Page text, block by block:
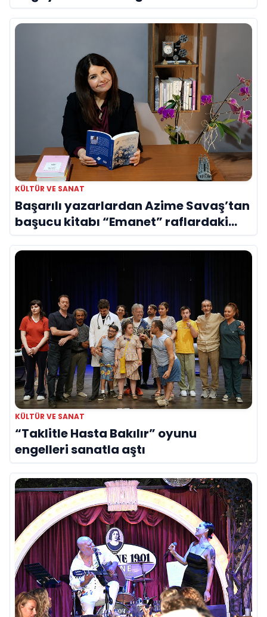
Evreni ‘AVENOİR’
KÜLTÜR VE SANAT
Başarılı yazarlardan Azime Savaş’tan
başucu kitabı “Emanet” raflardaki
yerini aldı
KÜLTÜR VE SANAT
“Taklitle Hasta Bakılır” oyunu
engelleri sanatla aştı